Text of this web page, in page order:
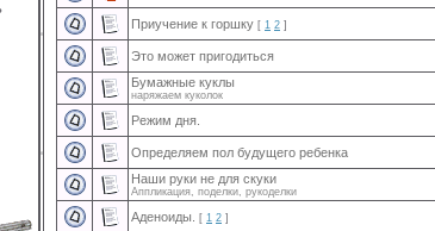
Приучение к горшку [ 1 2 ]
Это может пригодиться
Бумажные куклы
наряжаем куколок
Режим дня.
Определяем пол будущего ребенка
Наши руки не для скуки
Аппликация, поделки, рукоделки
Аденоиды. [ 1 2 ]